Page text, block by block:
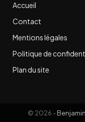
Accueil
Contact
Mentions légales
Politique de
Plan du site
© 2026 -